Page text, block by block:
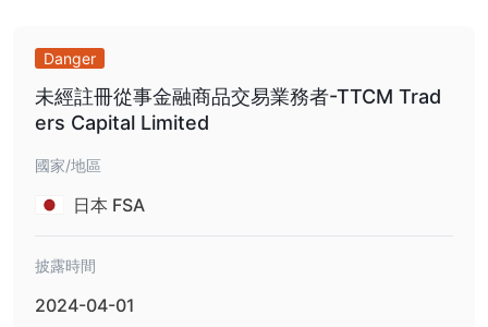
Traders Trust費用
行業其他公司競爭力相當，特別是對於具有最低佣金和原始點差的專
業和VIP帳戶。
價差比較
在Traders Trust進行存款或提款時
Danger
未經註冊從事金融商品交易業務者-TTCM Trad
ers Capital Limited
國家/地區
日本 FSA
披露時間
2024-04-01